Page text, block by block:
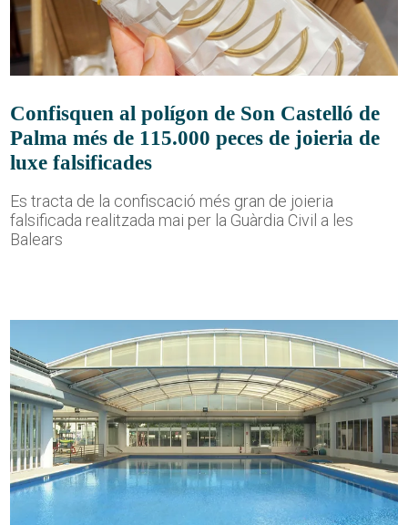
Confisquen al polígon de Son Castelló de
Palma més de 115.000 peces de joieria de
luxe falsificades
Es tracta de la confiscació més gran de joieria
falsificada realitzada mai per la Guàrdia Civil a les
Balears